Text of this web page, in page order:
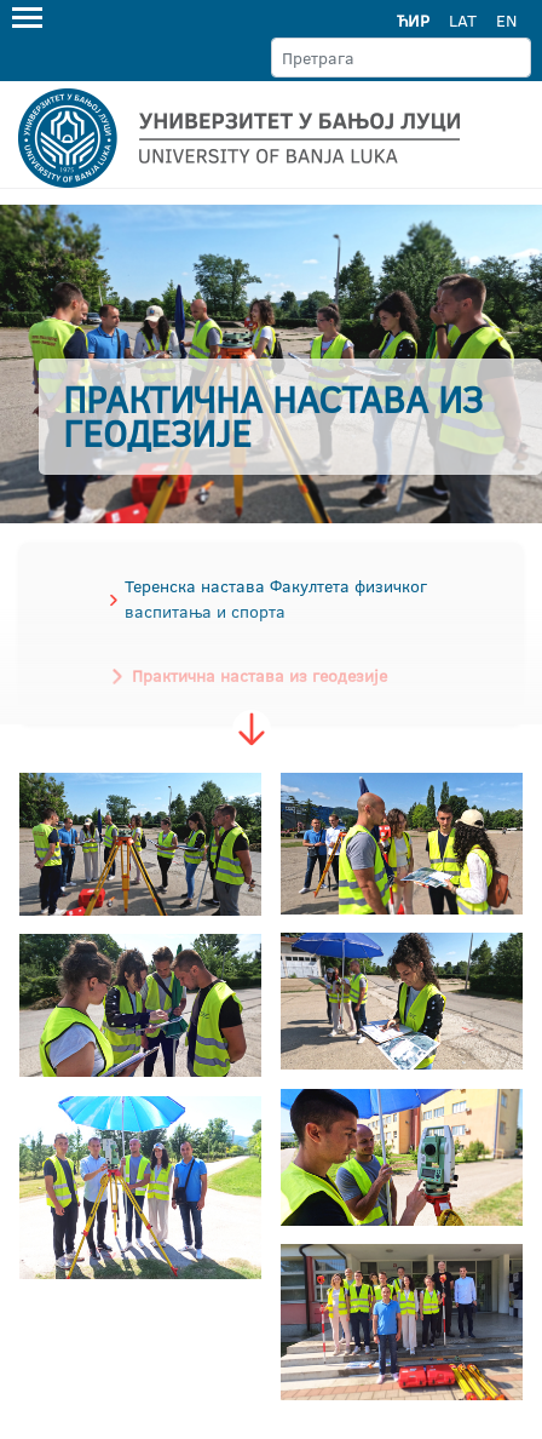
ЋИР LAT EN
ПРАКТИЧНА НАСТАВА ИЗ
ГЕОДЕЗИЈЕ
Теренска настава Факултета физичког
васпитања и спорта
Практична настава из геодезије